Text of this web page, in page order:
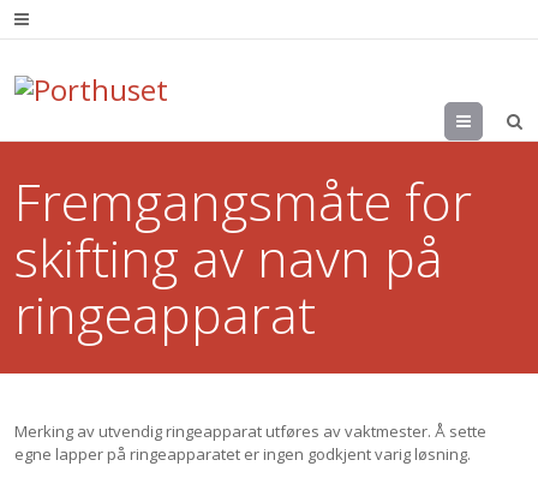
Menu
Fremgangsmåte for
skifting av navn på
ringeapparat
Merking av utvendig ringeapparat utføres av vaktmester. Å sette
egne lapper på ringeapparatet er ingen godkjent varig løsning.